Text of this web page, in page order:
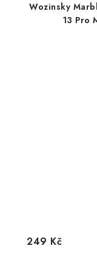
Wozinsky
13 Pro
249 Kč